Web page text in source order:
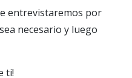
entrevistaremos por
necesario y luego
ti!